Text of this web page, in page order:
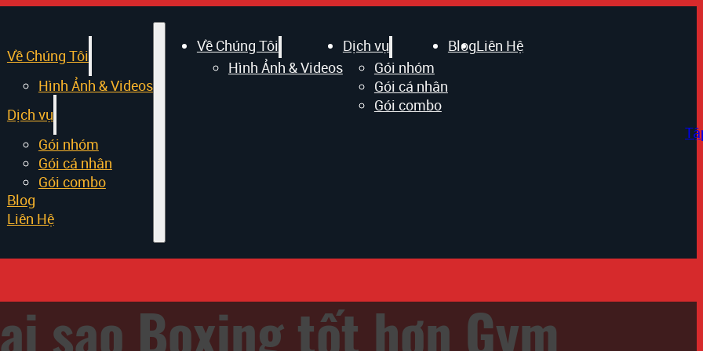
Về Chúng Tôi
Hình Ảnh & Videos
Dịch vụ
Gói nhóm
Gói cá nhân
Gói combo
Blog
Liên Hệ
Về Chúng Tôi
Hình Ảnh & Videos
Dịch vụ
Gói nhóm
Gói cá nhân
Gói combo
BlogLiên Hệ
sao Boxing tốt hơn Gym